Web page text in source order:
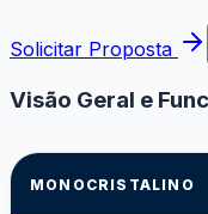
Solicitar Proposta
Visão Geral e
MONOCRISTALINO